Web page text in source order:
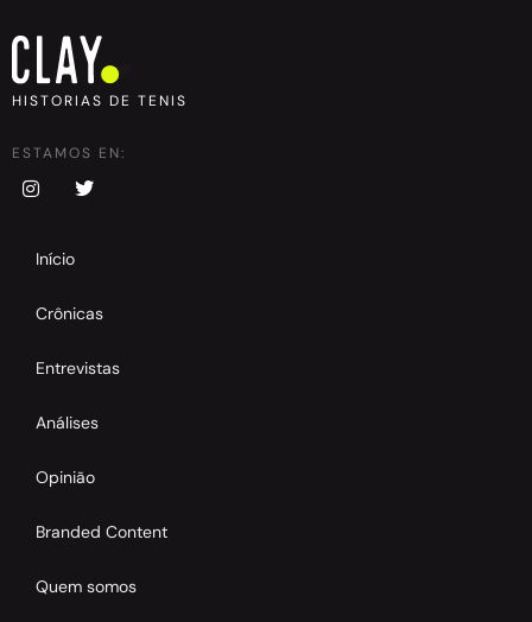
HISTORIAS DE TENIS
ESTAMOS EN:
Início
Crônicas
Entrevistas
Análises
Opinião
Branded Content
Quem somos